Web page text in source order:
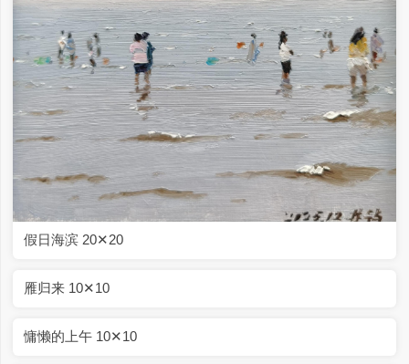
假日海滨 20✕20
雁归来 10✕10
慵懒的上午 10✕10